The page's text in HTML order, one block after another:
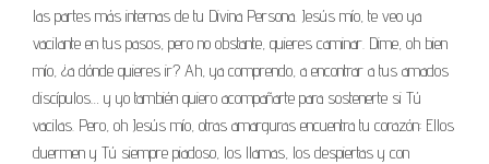
las partes más internas de tu Divina Persona. Jesús mío, te veo ya
vacilante en tus pasos, pero no obstante, quieres caminar. Dime, oh bien
mío, ¿a dónde quieres ir? Ah, ya comprendo, a encontrar a tus amados
discípulos… y yo también quiero acompañarte para sostenerte si Tú
vacilas. Pero, oh Jesús mío, otras amarguras encuentra tu corazón: Ellos
duermen y Tú siempre piadoso, los llamas, los despiertas y con